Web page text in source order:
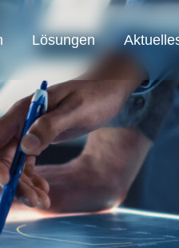
Lösungen